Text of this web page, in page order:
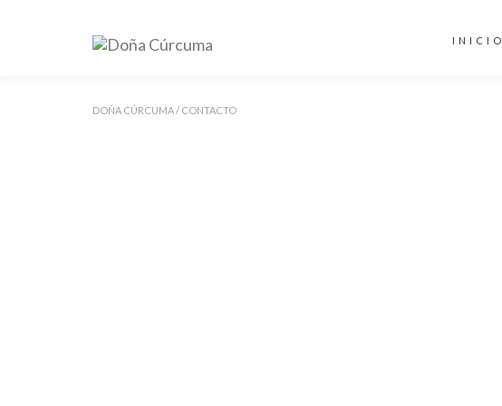
INICIO
DOÑA CÚRCUMA/ CONTACTO